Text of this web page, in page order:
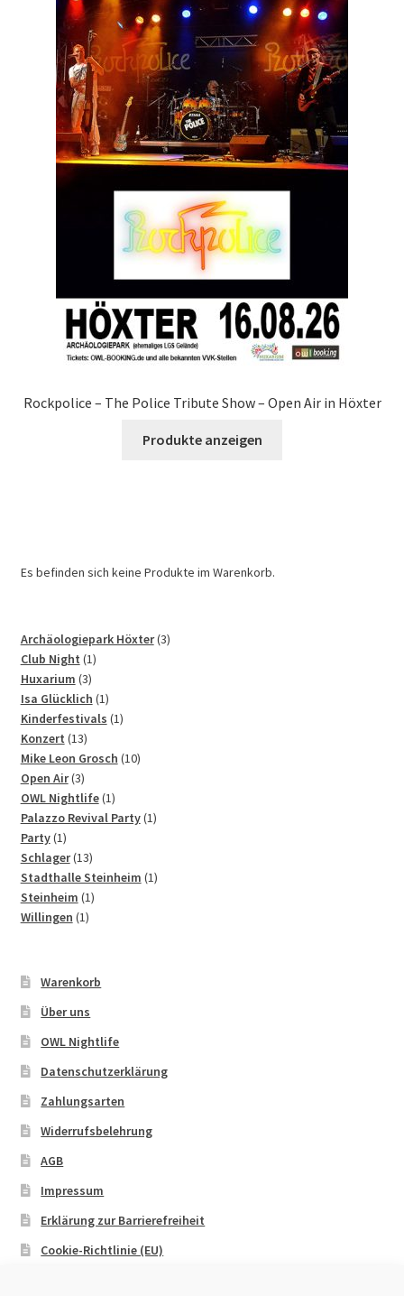
Rockpolice – The Police Tribute Show – Open Air in Höxter
Produkte anzeigen
Es befinden sich keine Produkte im Warenkorb.
Archäologiepark Höxter 33
Club Night 11
Huxarium 33
Produkte
Isa Glücklich 11
Produkt
Kinderfestivals 11
Konzert 1313
Produkte
Mike Leon Grosch 1010
Open Air 33
Produkte
OWL Nightlife 11
Produkt
Palazzo Revival Party 11
Party 11
Produkt
Schlager 1313
Produkte
Stadthalle Steinheim 11
Steinheim 11
Willingen 11
Warenkorb
Über uns
OWL Nightlife
Datenschutzerklärung
Zahlungsarten
Widerrufsbelehrung
AGB
Impressum
Erklärung zur Barrierefreiheit
Cookie-Richtlinie (EU)